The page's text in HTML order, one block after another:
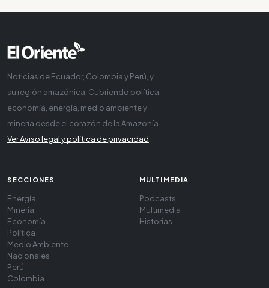
Noticias de Ecuador, Colombia y Perú, y
su región amazónica. Cubriendo política,
economía, energía, medio ambiente y
minería desde el corazón de la Amazonía
Ver Aviso legal y política de privacidad
SECCIONES
Energía
Minería
Economía
Política
Medio Ambiente
Nacionales
Perú
Colombia
MULTIMEDIA
Podcasts
Multimedia
Historias